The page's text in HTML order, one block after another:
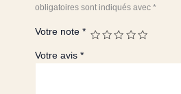
obligatoires sont indiqués avec *
Votre note *
Votre avis *